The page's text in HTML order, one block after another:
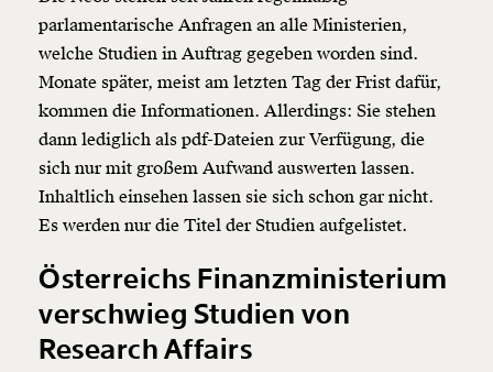
Geschenkurkunde im PDF-Format, welche Du
ausdrucken oder weiterleiten und verschenken
kannst.
Weiter
1/3
parlamentarische Anfragen an alle Ministerien,
welche Studien in Auftrag gegeben worden sind.
Monate später, meist am letzten Tag der Frist dafür,
kommen die Informationen. Allerdings: Sie stehen
dann lediglich als pdf-Dateien zur Verfügung, die
sich nur mit großem Aufwand auswerten lassen.
Inhaltlich einsehen lassen sie sich schon gar nicht.
Es werden nur die Titel der Studien aufgelistet.
Österreichs Finanzministerium
verschwieg Studien von
Research Affairs